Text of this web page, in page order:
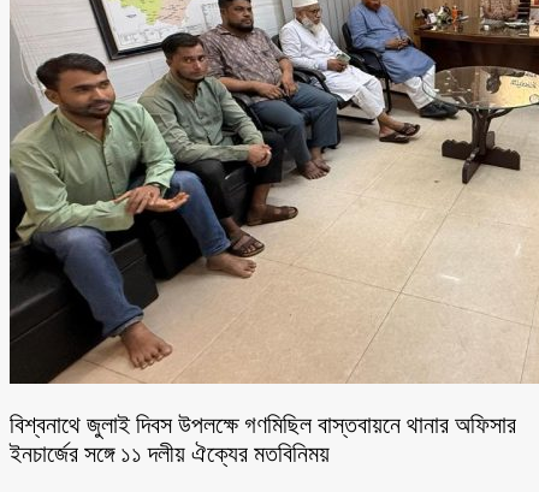
বিশ্বনাথে জুলাই দিবস উপলক্ষে গণমিছিল বাস্তবায়নে থানার অফিসার
ইনচার্জের সঙ্গে ১১ দলীয় ঐক্যের মতবিনিময়